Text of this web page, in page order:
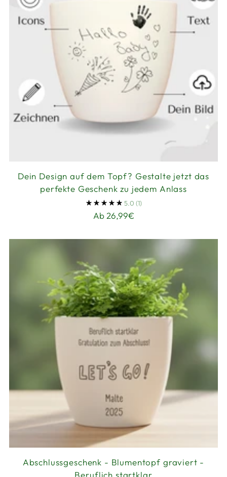
Dein Design auf dem Topf? Gestalte jetzt das
perfekte Geschenk zu jedem Anlass
5.0 (1)
Ab 26,99€
Abschlussgeschenk - Blumentopf graviert -
Beruflich startklar